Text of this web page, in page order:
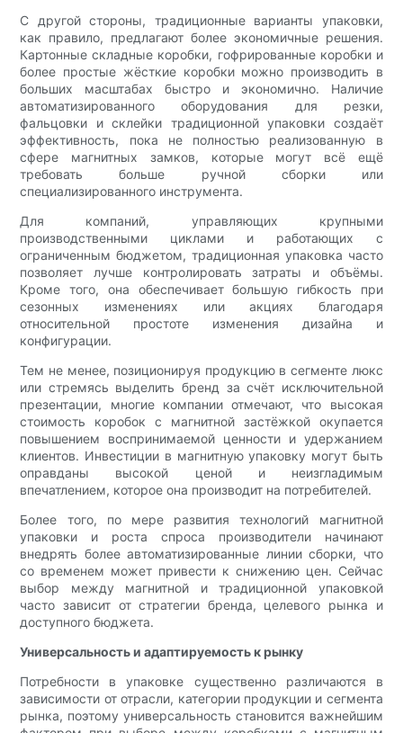
С другой стороны, традиционные варианты упаковки,
как правило, предлагают более экономичные решения.
Картонные складные коробки, гофрированные коробки и
более простые жёсткие коробки можно производить в
больших масштабах быстро и экономично. Наличие
автоматизированного оборудования для резки,
фальцовки и склейки традиционной упаковки создаёт
эффективность, пока не полностью реализованную в
сфере магнитных замков, которые могут всё ещё
требовать больше ручной сборки или
специализированного инструмента.
Для компаний, управляющих крупными
производственными циклами и работающих с
ограниченным бюджетом, традиционная упаковка часто
позволяет лучше контролировать затраты и объёмы.
Кроме того, она обеспечивает большую гибкость при
сезонных изменениях или акциях благодаря
относительной простоте изменения дизайна и
конфигурации.
Тем не менее, позиционируя продукцию в сегменте люкс
или стремясь выделить бренд за счёт исключительной
презентации, многие компании отмечают, что высокая
стоимость коробок с магнитной застёжкой окупается
повышением воспринимаемой ценности и удержанием
клиентов. Инвестиции в магнитную упаковку могут быть
оправданы высокой ценой и неизгладимым
впечатлением, которое она производит на потребителей.
Более того, по мере развития технологий магнитной
упаковки и роста спроса производители начинают
внедрять более автоматизированные линии сборки, что
со временем может привести к снижению цен. Сейчас
выбор между магнитной и традиционной упаковкой
часто зависит от стратегии бренда, целевого рынка и
доступного бюджета.
Универсальность и адаптируемость к рынку
Потребности в упаковке существенно различаются в
зависимости от отрасли, категории продукции и сегмента
рынка, поэтому универсальность становится важнейшим